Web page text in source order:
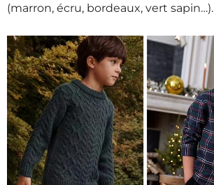
(marron, écru, bordeaux, vert sapin…).